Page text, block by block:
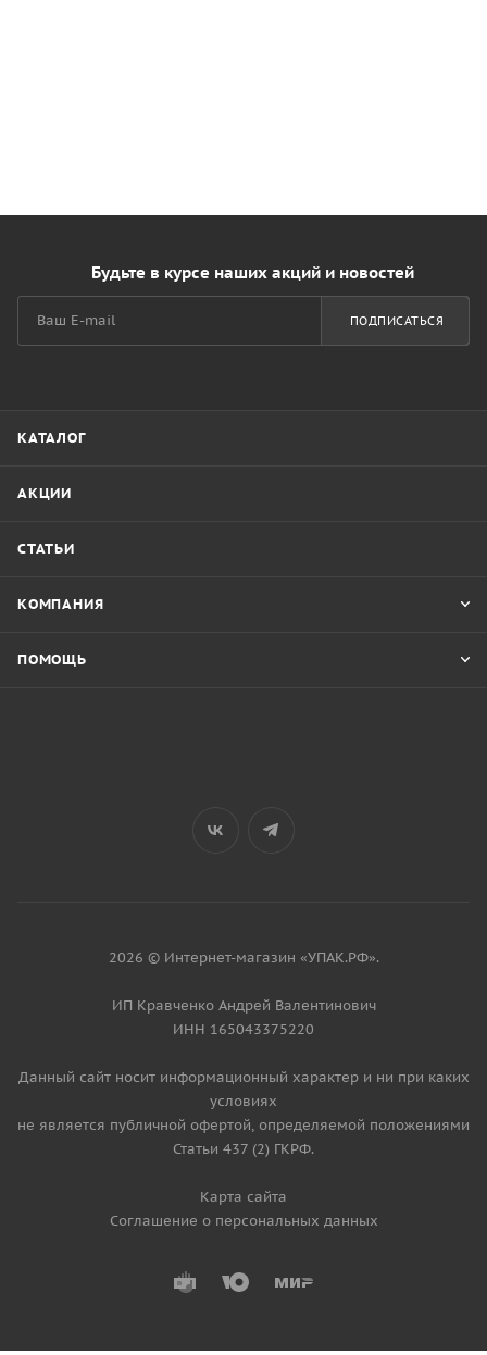
Будьте в курсе наших акций и новостей
ПОДПИСАТЬСЯ
КАТАЛОГ
АКЦИИ
СТАТЬИ
КОМПАНИЯ
ПОМОЩЬ
2026 © Интернет-магазин «УПАК.РФ».
ИП Кравченко Андрей Валентинович
ИНН 165043375220
Данный сайт носит информационный характер и ни при каких
условиях
не является публичной офертой, определяемой положениями
Статьи 437 (2) ГКРФ.
Карта сайта
Соглашение о персональных данных